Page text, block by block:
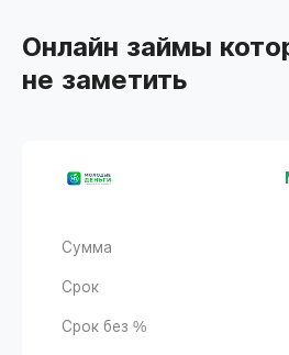
Онлайн займы
не заметить
Сумма
Срок
Срок без %